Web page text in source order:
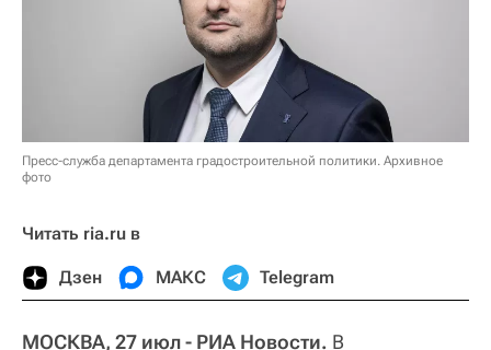
Пресс-служба департамента градостроительной политики. Архивное
фото
Читать ria.ru в
Дзен МАКС Telegram
МОСКВА, 27 июл - РИА Новости. В